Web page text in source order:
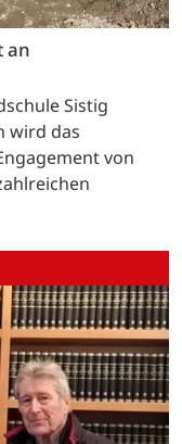
an
Sistig
wird das
von